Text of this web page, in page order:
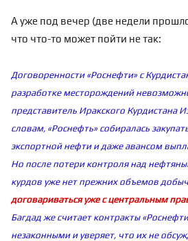
А уже под вечер (две недели
что что-то может пойти не так:
Договоренности «Роснефти» с
разработке месторождений
представитель Иракского Курдистана
словам, «Роснефть» собиралась
экспортной нефти и даже авансом
Но после потери контроля над
курдов уже нет прежних объемов
договариваться уже с центральным
Багдад же считает контракты
незаконными и уверяет, что их не